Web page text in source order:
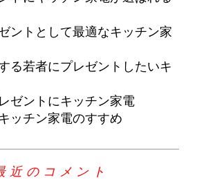
ントとして最適なキッチン家
る若者にプレゼントしたいキ
ゼントにキッチン家電
ッチン家電のすすめ
近のコメント